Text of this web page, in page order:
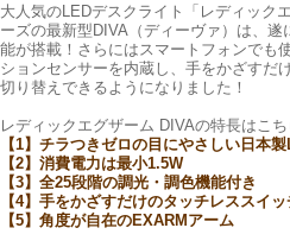
大人気のLEDデスクライト「レディック
ーズの最新型DIVA（ディーヴァ）は、遂
能が搭載！さらにはスマートフォンでも
ションセンサーを内蔵し、手をかざすだ
切り替えできるようになりました！
レディックエグザーム DIVAの特長はこち
【1】チラつきゼロの目にやさしい日本
【2】消費電力は最小1.5W
【3】全25段階の調光・調色機能付き
【4】手をかざすだけのタッチレススイッ
【5】角度が自在のEXARMアーム